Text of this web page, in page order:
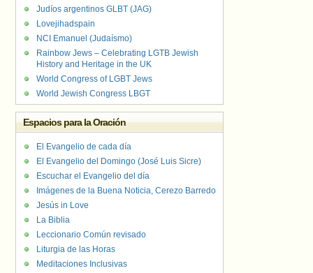
Judíos argentinos GLBT (JAG)
Lovejihadspain
NCI Emanuel (Judaísmo)
Rainbow Jews – Celebrating LGTB Jewish
History and Heritage in the UK
World Congress of LGBT Jews
World Jewish Congress LBGT
Espacios para la Oración
El Evangelio de cada día
El Evangelio del Domingo (José Luis Sicre)
Escuchar el Evangelio del día
Imágenes de la Buena Noticia, Cerezo Barredo
Jesús in Love
La Biblia
Leccionario Común revisado
Liturgia de las Horas
Meditaciones Inclusivas